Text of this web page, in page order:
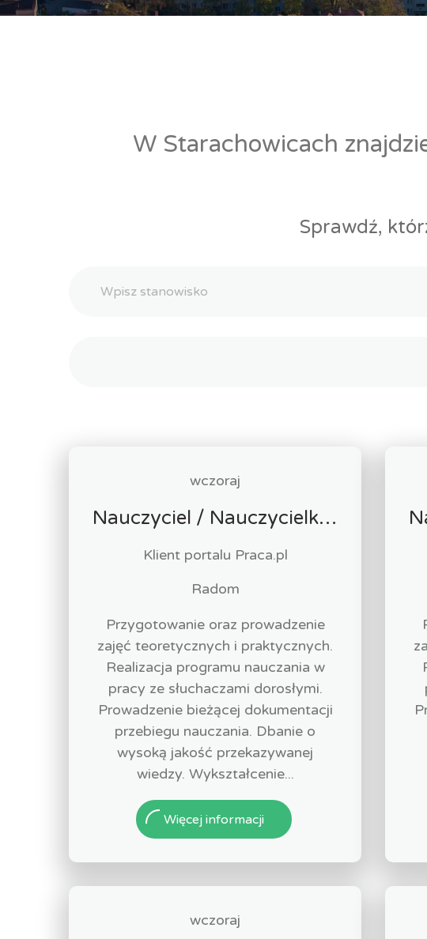
W Starachowicach
Sprawdź,
wczoraj
Nauczyciel / Nauczycielka - Opieka Medyczna
Klient portalu Praca.pl
Radom
Przygotowanie oraz prowadzenie
zajęć teoretycznych i praktycznych.
Realizacja programu nauczania w
pracy ze słuchaczami dorosłymi.
Prowadzenie bieżącej dokumentacji
przebiegu nauczania. Dbanie o
wysoką jakość przekazywanej
wiedzy. Wykształcenie...
Więcej informacji
wczoraj